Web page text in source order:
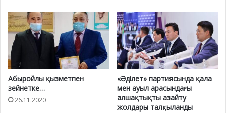
Абыройлы қызметпен
зейнетке…
26.11.2020
«Әділет» партиясында қала
мен ауыл арасындағы
алшақтықты азайту
жолдары талқыланды